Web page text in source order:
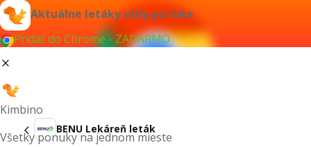
Aktuálne letáky vždy po ruke
Pridať do Chrome - ZADARMO
Kimbino
Všetky ponuky na jednom mieste
BENU Lekáreň leták